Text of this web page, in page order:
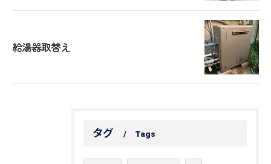
給湯器取替え
タグ Tags